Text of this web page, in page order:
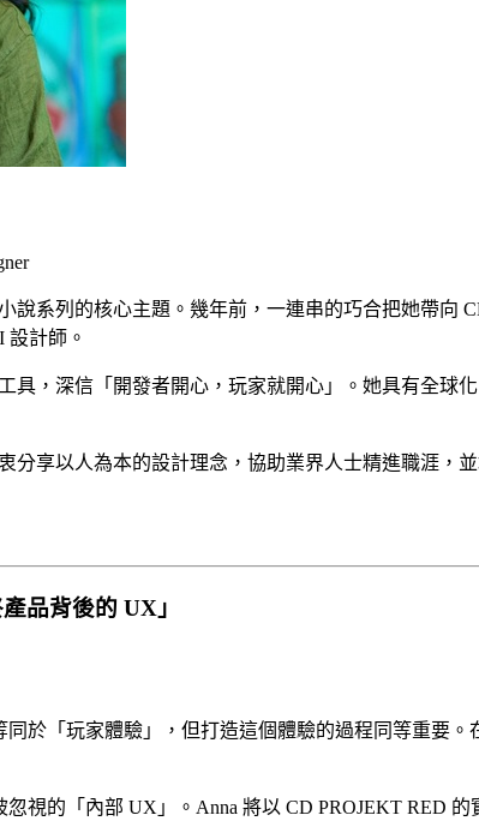
系列的核心主題。幾年前，一連串的巧合把她帶向
計師。
具，深信「開發者開心，玩家就開心」。她具有全
分享以人為本的設計理念，協助業界人士精進職涯，
品背後的 UX」
同於「玩家體驗」，但打造這個體驗的過程同等重
視的「內部 UX」。Anna 將以 CD PROJEKT RED